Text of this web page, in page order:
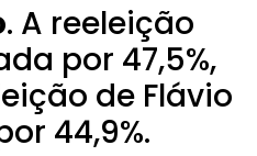
. A reeleição
por 47,5%,
de Flávio
44,9%.